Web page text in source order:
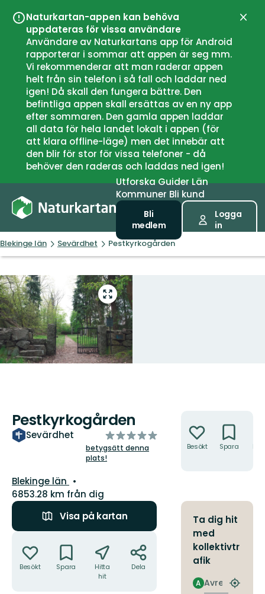
Naturkartan-appen kan behöva
uppdateras för vissa användare
Användare av Naturkartans app för Android
rapporterar i sommar att appen är seg mm.
Vi rekommenderar att man raderar appen
helt från sin telefon i så fall och laddar ned
igen! Då skall den fungera bättre. Den
befintliga appen skall ersättas av en ny app
efter sommaren. Den gamla appen laddar
all data för hela landet lokalt i appen (för
att klara offline-läge) men det innebär att
den blir för stor för vissa telefoner - då
behöver den raderas och laddas ned igen!
UtforskaGuiderLän
Kommuner Bli kund
Bli
medlem
Logga
in
Blekinge län Sevärdhet Pestkyrkogården
Gå
till
helskärmsläge
Pestkyrkogården
Sevärdhet
av
5
stjärnor
betygsätt denna
plats!
Län:
Blekinge län
6853.28 km från dig
Visa på kartan
Besökt Spara
Hitta
hit
Dela
Besökt Spara
Ta dig hit
med
kollektivtr
afik
Avresa
A
Hitta